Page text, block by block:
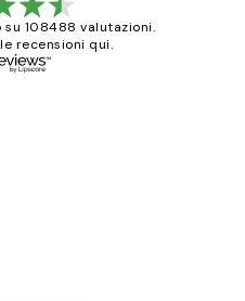
su 108488 valutazioni.
recensioni qui.